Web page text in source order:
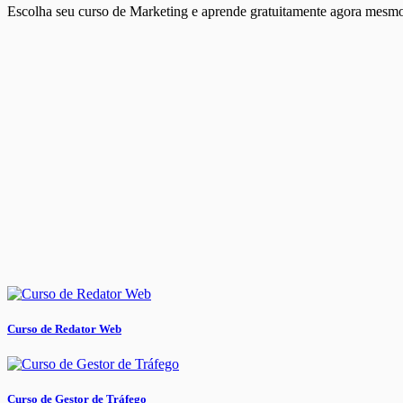
Escolha seu curso de Marketing e aprende gratuitamente agora
Curso de Redator Web
Curso de Gestor de Tráfego